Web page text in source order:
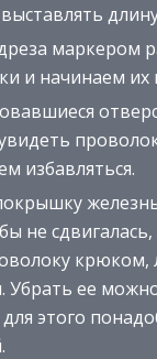
маркером
и начинаем их
избавляться.
не сдвигалась,
крюком,
Убрать ее
этого